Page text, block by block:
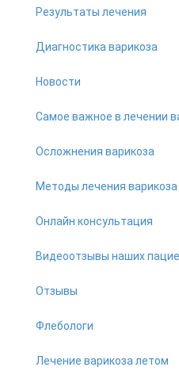
Результаты лечения
Диагностика варикоза
Новости
Самое важное в лечении
Осложнения варикоза
Методы лечения варикоза
Онлайн консультация
Видеоотзывы наших
Отзывы
Флебологи
Лечение варикоза летом